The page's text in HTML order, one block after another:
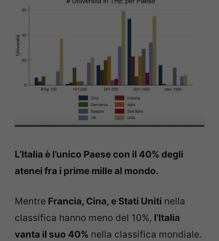
L’Italia è l’unico Paese con il 40% degli
atenei fra i prime mille al mondo.
Mentre Francia, Cina, e Stati Uniti nella
classifica hanno meno del 10%, l’Italia
vanta il suo 40% nella classifica mondiale.